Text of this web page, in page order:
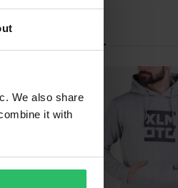
We also share
it with
& Tröjor